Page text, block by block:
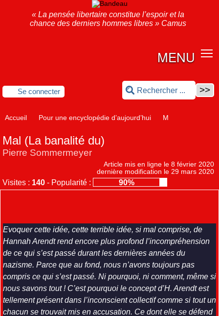
« La pensée libertaire constitue l’espoir et la
chance des derniers hommes libres » Camus
MENU
Se connecter
Accueil Pour une encyclopédie d’aujourd’hui M
Mal (La banalité du)
Pierre Sommermeyer
Article mis en ligne le 8 février 2020
dernière modification le 29 mars 2020
Visites : 140 - Popularité : 90%
Evoquer cette idée, cette terrible idée, si mal comprise, de
Hannah Arendt rend encore plus profond l’incompréhension
de ce qui s’est passé durant les dernières années du
nazisme. Parce que au fond, nous n’avons toujours pas
compris ce qui s’est passé. Ni pourquoi, ni comment, même si
nous savons tout ! C’est pourquoi le concept d’H. Arendt est
tellement présent dans l’inconscient collectif comme si tout un
chacun se trouvait mis en accusation. Ce dont elle se défend